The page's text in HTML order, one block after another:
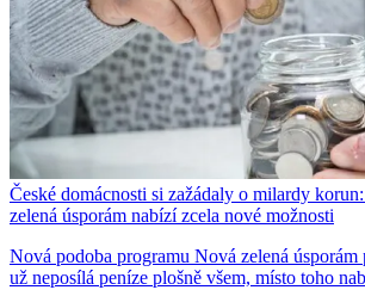
České domácnosti si zažádaly o milardy
zelená úsporám nabízí zcela nové možnosti
Nová podoba programu Nová zelená úsporám
už neposílá peníze plošně všem, místo toho